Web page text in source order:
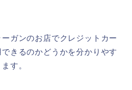
ガンのお店でクレジットカー
きるのかどうかを分かりやす
す。